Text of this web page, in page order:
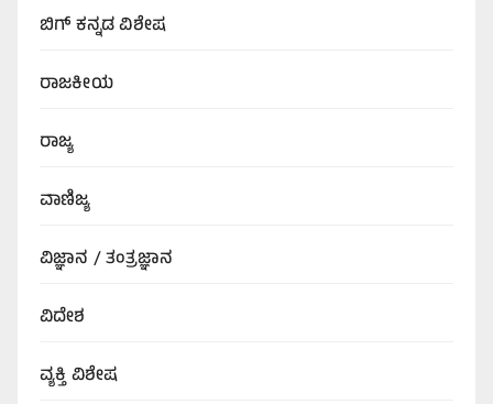
ಬಿಗ್‌ ಕನ್ನಡ ವಿಶೇಷ
ರಾಜಕೀಯ
ರಾಜ್ಯ
ವಾಣಿಜ್ಯ
ವಿಜ್ಞಾನ / ತಂತ್ರಜ್ಞಾನ
ವಿದೇಶ
ವ್ಯಕ್ತಿ ವಿಶೇಷ